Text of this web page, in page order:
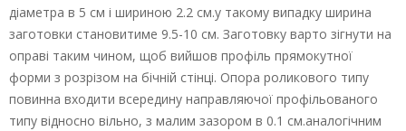
діаметра в 5 см і шириною 2.2 см.у такому випадку ширина
заготовки становитиме 9.5-10 см. Заготовку варто зігнути на
оправі таким чином, щоб вийшов профіль прямокутної
форми з розрізом на бічній стінці. Опора роликового типу
повинна входити всередину направляючої профільованого
типу відносно вільно, з малим зазором в 0.1 см.аналогічним